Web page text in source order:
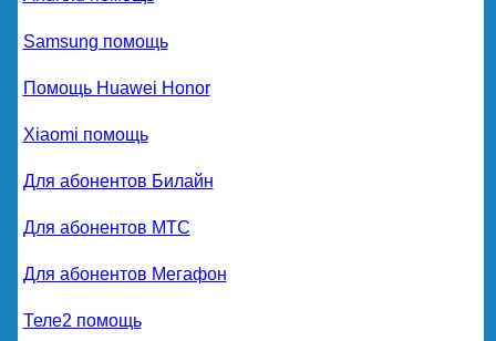
Samsung помощь
Помощь Huawei Honor
Xiaomi помощь
Для абонентов Билайн
Для абонентов МТС
Для абонентов Мегафон
Теле2 помощь